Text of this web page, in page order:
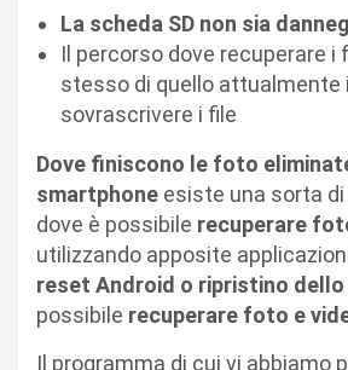
La scheda SD non sia
Il percorso dove recuperare i
stesso di quello attualmente
sovrascrivere i file
Dove finiscono le foto
smartphone esiste una sorta di
dove è possibile recuperare
utilizzando apposite
reset Android o ripristino
possibile recuperare foto e
Il programma di cui vi abbiamo